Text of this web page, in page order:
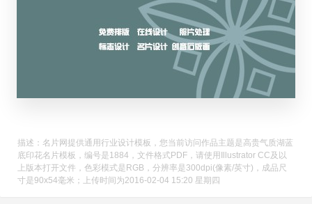
描述：名片网提供通用行业设计模板，您当前访问作品主题是高贵气质湖蓝
底印花名片模板，编号是1884，文件格式PDF，请使用Illustrator CC及以
上版本打开文件，色彩模式是RGB，分辨率是300dpi(像素/英寸)，成品尺
寸是90x54毫米；上传时间为2016-02-04 15:20 星期四